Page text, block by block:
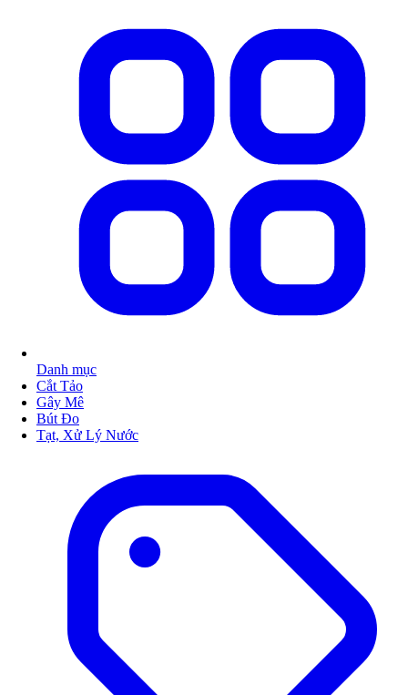
Danh mục
Cắt Tảo
Gây Mê
Bút Đo
Tạt, Xử Lý Nước